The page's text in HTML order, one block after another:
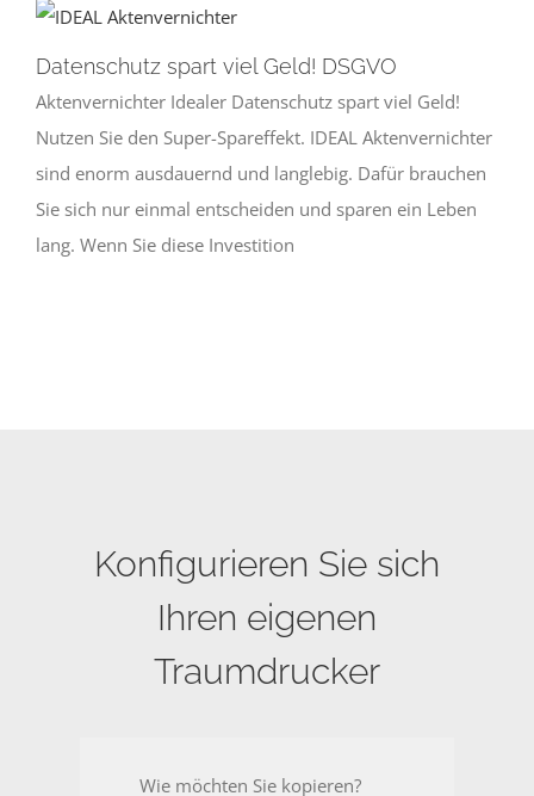
Datenschutz spart viel Geld! DSGVO
Aktenvernichter Idealer Datenschutz spart viel Geld!
Nutzen Sie den Super-Spareffekt. IDEAL Aktenvernichter
sind enorm ausdauernd und langlebig. Dafür brauchen
Sie sich nur einmal entscheiden und sparen ein Leben
lang. Wenn Sie diese Investition
Konfigurieren Sie sich
Ihren eigenen
Traumdrucker
Wie möchten Sie kopieren?